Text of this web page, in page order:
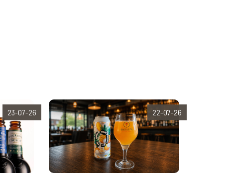
23-07-26 22-07-26